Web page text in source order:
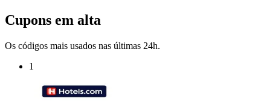
Cupons em alta
Os códigos mais usados nas últimas 24h.
1